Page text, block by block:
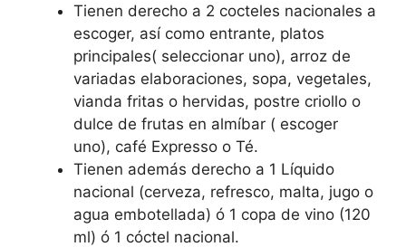
Tienen derecho a 2 cocteles nacionales a
escoger, así como entrante, platos
principales( seleccionar uno), arroz de
variadas elaboraciones, sopa, vegetales,
vianda fritas o hervidas, postre criollo o
dulce de frutas en almíbar ( escoger
uno), café Expresso o Té.
Tienen además derecho a 1 Líquido
nacional (cerveza, refresco, malta, jugo o
agua embotellada) ó 1 copa de vino (120
ml) ó 1 cóctel nacional.